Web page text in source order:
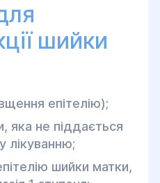
шийки
епітелію);
яка не піддається
лікуванню;
шийки матки,